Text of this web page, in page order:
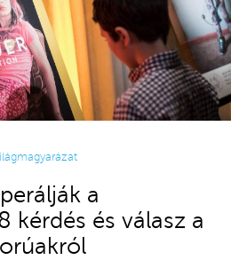
a
kérdés és válasz a